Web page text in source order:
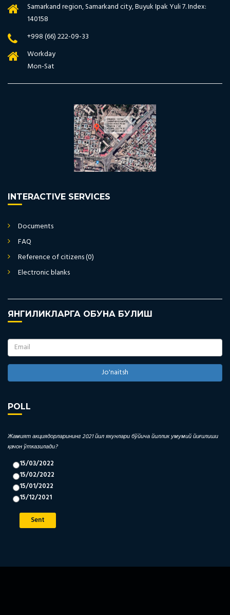
Samarkand region, Samarkand city, Buyuk Ipak Yuli 7. Index:
140158
+998 (66) 222-09-33
Workday
Mon-Sat
INTERACTIVE SERVICES
Documents
FAQ
Reference of citizens (0)
Electronic blanks
ЯНГИЛИКЛАРГА ОБУНА БУЛИШ
Jo'naitsh
POLL
Жамият акциядорларининг 2021 йил якунлари бўйича йиллик умумий йиғилиши
қачон ўтказилади?
15/03/2022
15/02/2022
15/01/2022
15/12/2021